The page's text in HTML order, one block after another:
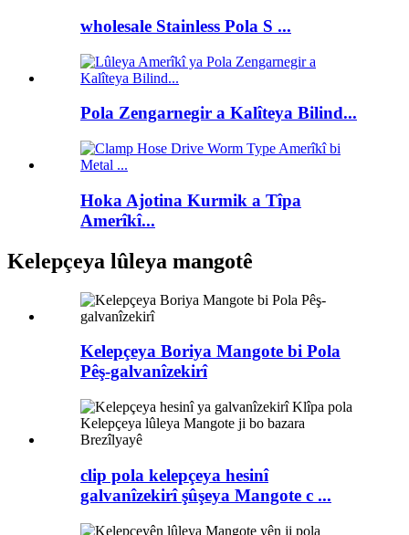
wholesale Stainless Pola S ...
Pola Zengarnegir a Kalîteya Bilind...
Hoka Ajotina Kurmik a Tîpa
Amerîkî...
Kelepçeya lûleya mangotê
Kelepçeya Boriya Mangote bi Pola
Pêş-galvanîzekirî
clip pola kelepçeya hesinî
galvanîzekirî şûşeya Mangote c ...